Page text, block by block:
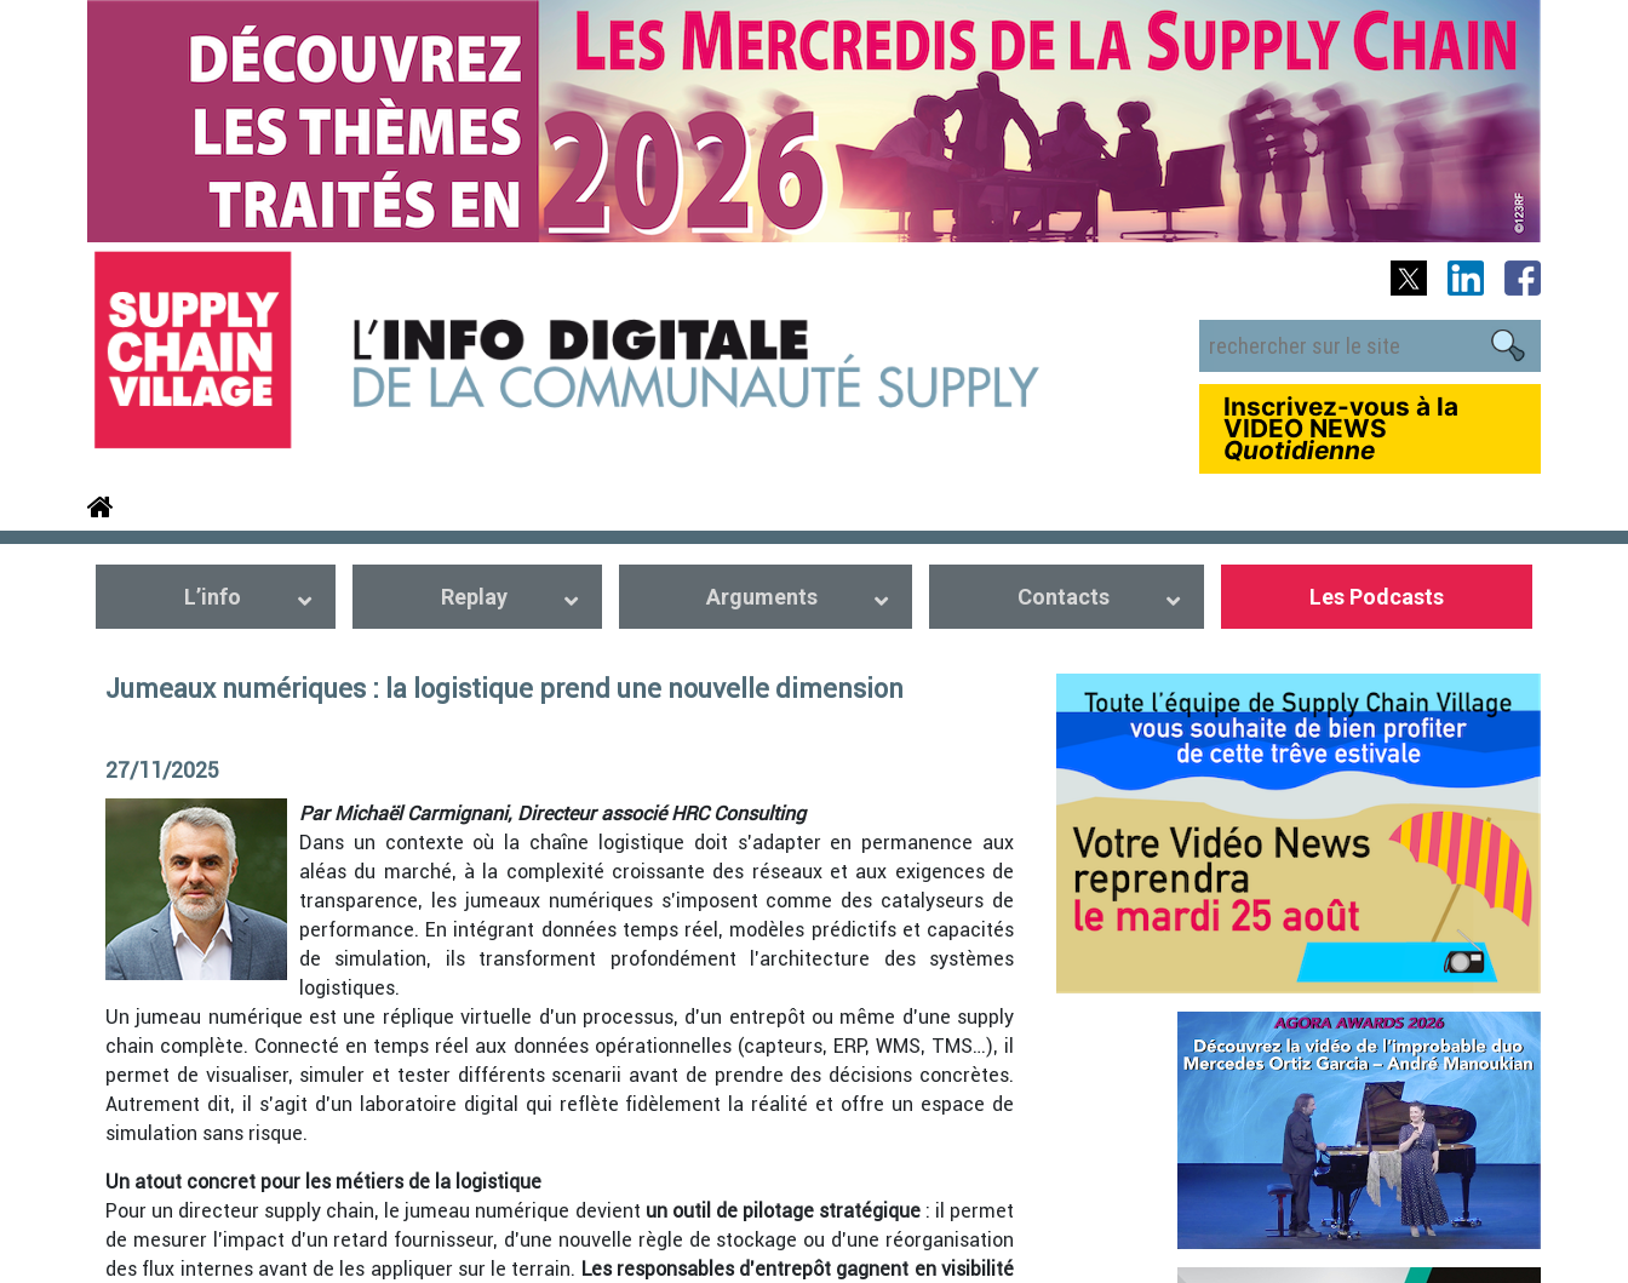
Inscrivez-vous à la
VIDEO NEWS
Quotidienne
L’info Replay Arguments Contacts Les Podcasts
Jumeaux numériques : la logistique prend une nouvelle dimension
27/11/2025
Par Michaël Carmignani, Directeur associé HRC Consulting
Dans un contexte où la chaîne logistique doit s’adapter en permanence aux
aléas du marché, à la complexité croissante des réseaux et aux exigences de
transparence, les jumeaux numériques s’imposent comme des catalyseurs de
performance. En intégrant données temps réel, modèles prédictifs et capacités
de simulation, ils transforment profondément l’architecture des systèmes
logistiques.
Un jumeau numérique est une réplique virtuelle d’un processus, d’un entrepôt ou même d’une supply
chain complète. Connecté en temps réel aux données opérationnelles (capteurs, ERP, WMS, TMS…), il
permet de visualiser, simuler et tester différents scenarii avant de prendre des décisions concrètes.
Autrement dit, il s’agit d’un laboratoire digital qui reflète fidèlement la réalité et offre un espace de
simulation sans risque.
Un atout concret pour les métiers de la logistique
Pour un directeur supply chain, le jumeau numérique devient un outil de pilotage stratégique: il permet
de mesurer l’impact d’un retard fournisseur, d’une nouvelle règle de stockage ou d’une réorganisation
des flux internes avant de les appliquer sur le terrain. Les responsables d’entrepôt gagnent en visibilité